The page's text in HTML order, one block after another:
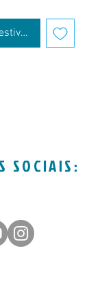
disponível
SOCIAIS: